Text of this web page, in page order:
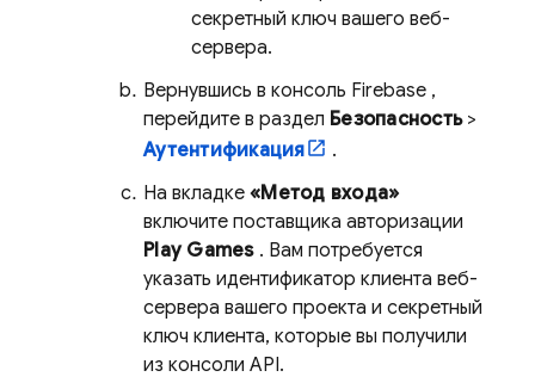
секретный ключ вашего веб-
сервера.
Вернувшись в консоль Firebase ,
перейдите в раздел Безопасность>
Аутентификация
.
На вкладке «Метод входа»
включите поставщика авторизации
Play Games. Вам потребуется
указать идентификатор клиента веб-
сервера вашего проекта и секретный
ключ клиента, которые вы получили
из консоли API.